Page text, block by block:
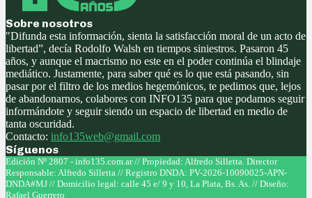
Sobre nosotros
"Difunda esta información, sienta la satisfacción moral de un acto de
libertad”, decía Rodolfo Walsh en tiempos siniestros. Pasaron 45
años, y aunque el macrismo no este en el poder continúa el blindaje
mediático. Justamente, para saber qué es lo que está pasando, sin
pasar por el filtro de los medios hegemónicos, te pedimos que, lejos
de abandonarnos, colabores con INFO135 para que podamos seguir
informándote y seguir siendo un espacio de libertad en medio de
tanta oscuridad.
Contacto: info135web@gmail.com
Síguenos
Facebook
Twitter
Instagram
Youtube
Edición Nº 2807 - info135.com.ar // Propiedad: Alfredo Silletta. Director
Responsable: Alfredo Silletta // Registro DNDA: PV-2026-10090025-APN-
DNDA#MJ // Domicilio legal: calle 45 e/ 9 y 10, La Plata, Bs. As. // Diseño:
Rafael Guerrero